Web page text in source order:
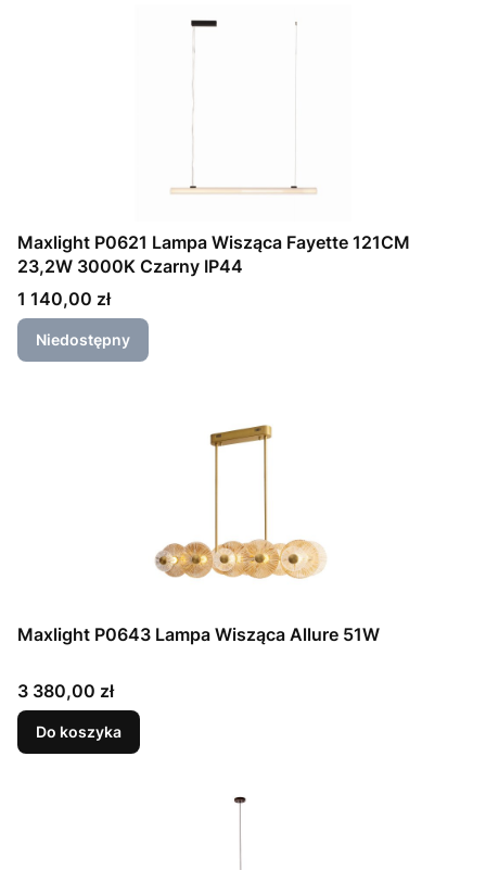
Maxlight P0621 Lampa Wisząca Fayette 121CM
23,2W 3000K Czarny IP44
Cena
1 140,00 zł
Niedostępny
Maxlight P0643 Lampa Wisząca Allure 51W
Cena
3 380,00 zł
Do koszyka